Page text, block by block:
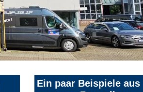
Ein paar Beispiele aus